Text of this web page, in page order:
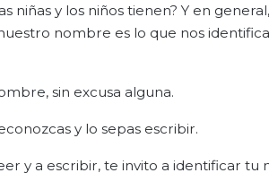
y los niños tienen? Y en
nombre es lo que nos
sin excusa alguna.
y lo sepas escribir.
y a escribir, te invito a identificar tu